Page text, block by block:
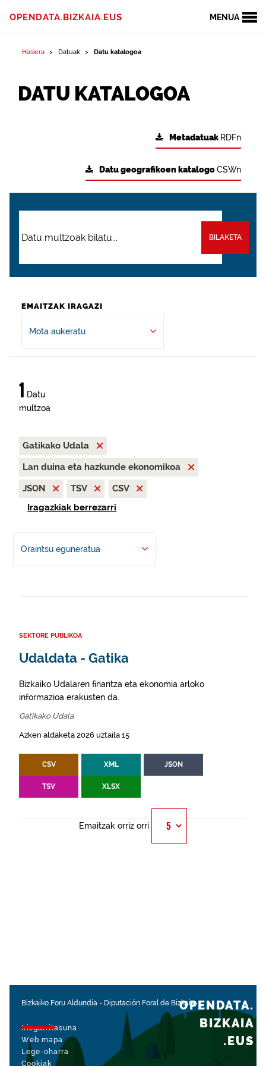
MENUA
OPENDATA.BIZKAIA.EUS
Hasiera Datuak Datu katalogoa
DATU KATALOGOA
Metadatuak RDFn
Datu geografikoen katalogoCSWn
BILAKETA
EMAITZAK IRAGAZI
Mota aukeratu
1 Datu
multzoa
Gatikako Udala
Lan duina eta hazkunde ekonomikoa
JSON
TSV
CSV
Iragazkiak berrezarri
Oraintsu eguneratua
SEKTORE PUBLIKOA
Udaldata - Gatika
Bizkaiko Udalaren finantza eta ekonomia arloko
informazioa erakusten da.
Gatikako Udala
Azken aldaketa 2026 uztaila 15
CSV XML JSON
TSV XLSX
Emaitzak orriz orri
Bizkaiko Foru Aldundia - Diputación Foral de Bizkaia
Irisgarritasuna
Web mapa
Lege-oharra
Cookiak
OPENDATA.
BIZKAIA
.EUS